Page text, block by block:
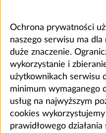
Ochrona prywatności
naszego serwisu ma dla
duże znaczenie.
wykorzystanie i
użytkownikach serwisu
minimum wymaganego
usług na najwyższym
cookies
prawidłowego